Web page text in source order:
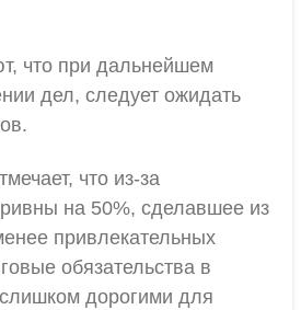
что при дальнейшем
дел, следует ожидать
что из-за
на 50%, сделавшее из
привлекательных
обязательства в
дорогими для